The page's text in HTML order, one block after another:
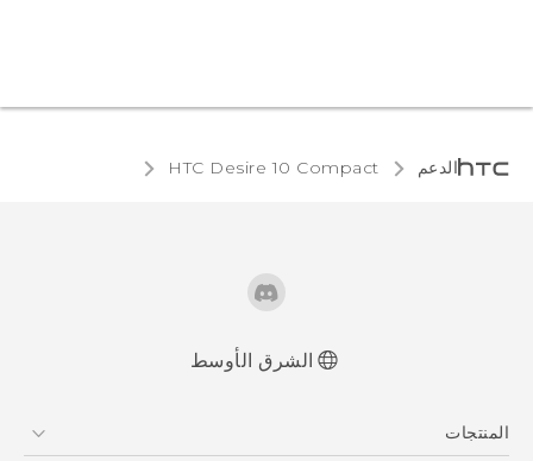
الدعم HTC Desire 10 Compact‎
الشرق الأوسط
المنتجات